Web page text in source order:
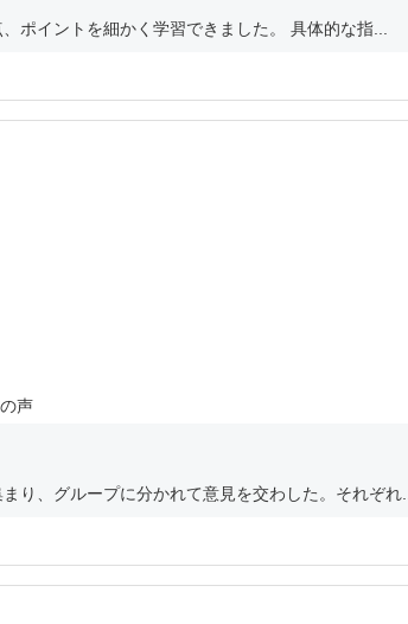
ポイントを細かく学習できました。 具体的な指...
声
り、グループに分かれて意見を交わした。それぞれ...